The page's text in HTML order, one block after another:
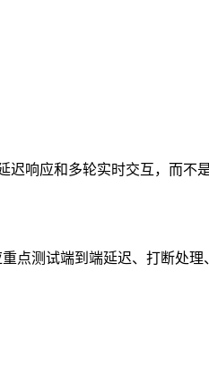
迟响应和多轮实时交互，而不
点测试端到端延迟、打断处